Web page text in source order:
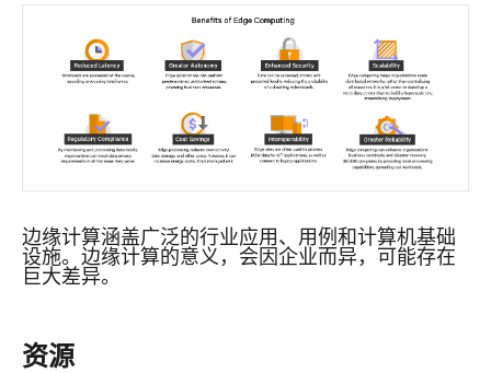
边缘计算涵盖广泛的行业应用、用例和计算机基础
设施。边缘计算的意义，会因企业而异，可能存在
巨大差异。
资源